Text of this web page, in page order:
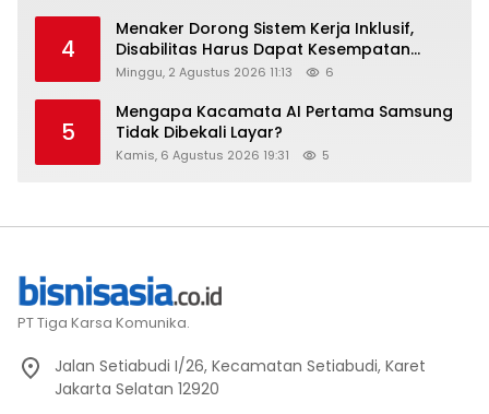
4
Menaker Dorong Sistem Kerja Inklusif,
Disabilitas Harus Dapat Kesempatan
Setara
Minggu, 2 Agustus 2026 11:13 6
5
Mengapa Kacamata AI Pertama Samsung
Tidak Dibekali Layar?
Kamis, 6 Agustus 2026 19:31 5
PT Tiga Karsa Komunika.
Jalan Setiabudi I/26, Kecamatan Setiabudi, Karet
Jakarta Selatan 12920